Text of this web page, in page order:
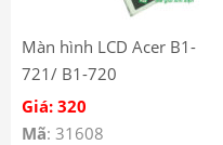
Màn hình LCD Acer B1-
721/ B1-720
Giá: 320
Mã: 31608